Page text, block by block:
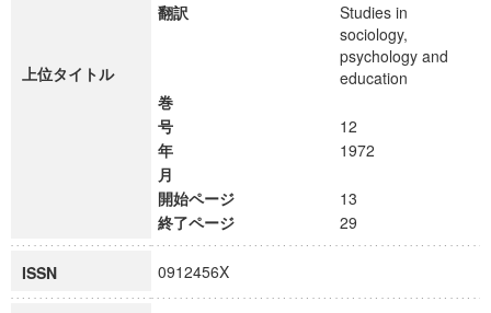
上位タイトル
翻訳
Studies in
sociology,
psychology and
education
巻
号
12
年
1972
月
開始ページ
13
終了ページ
29
ISSN 0912456X